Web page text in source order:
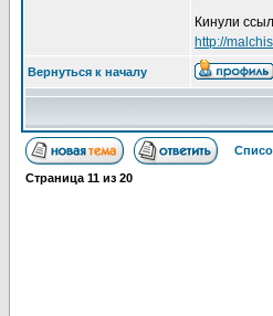
Кинули
http://
Вернуться к началу
Страница 11 из 20